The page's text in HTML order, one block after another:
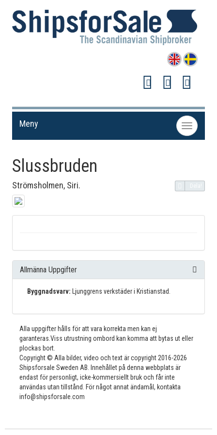
Toggle
navigation
Meny
Slussbruden
Strömsholmen, Siri. Dela!
Allmänna Uppgifter
Byggnadsvarv: Ljunggrens verkstäder i Kristianstad.
Alla uppgifter hålls för att vara korrekta men kan ej
garanteras.Viss utrustning ombord kan komma att bytas ut eller
plockas bort.
Copyright © Alla bilder, video och text är copyright 2016-2026
Shipsforsale Sweden AB. Innehållet på denna webbplats är
endast för personligt, icke-kommersiellt bruk och får inte
användas utan tillstånd. För något annat ändamål, kontakta
info@shipsforsale.com